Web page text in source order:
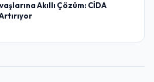
Akıllı Çözüm: CİDA